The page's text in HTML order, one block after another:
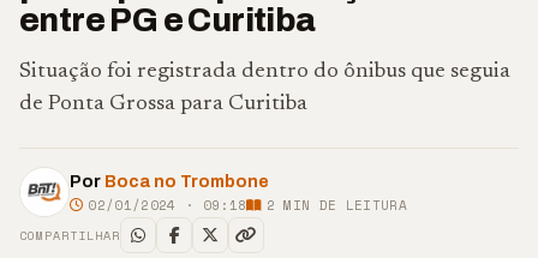
entre PG e Curitiba
Situação foi registrada dentro do ônibus que seguia
de Ponta Grossa para Curitiba
Por Boca no Trombone
02/01/2024 · 09:18 2 MIN DE LEITURA
COMPARTILHAR